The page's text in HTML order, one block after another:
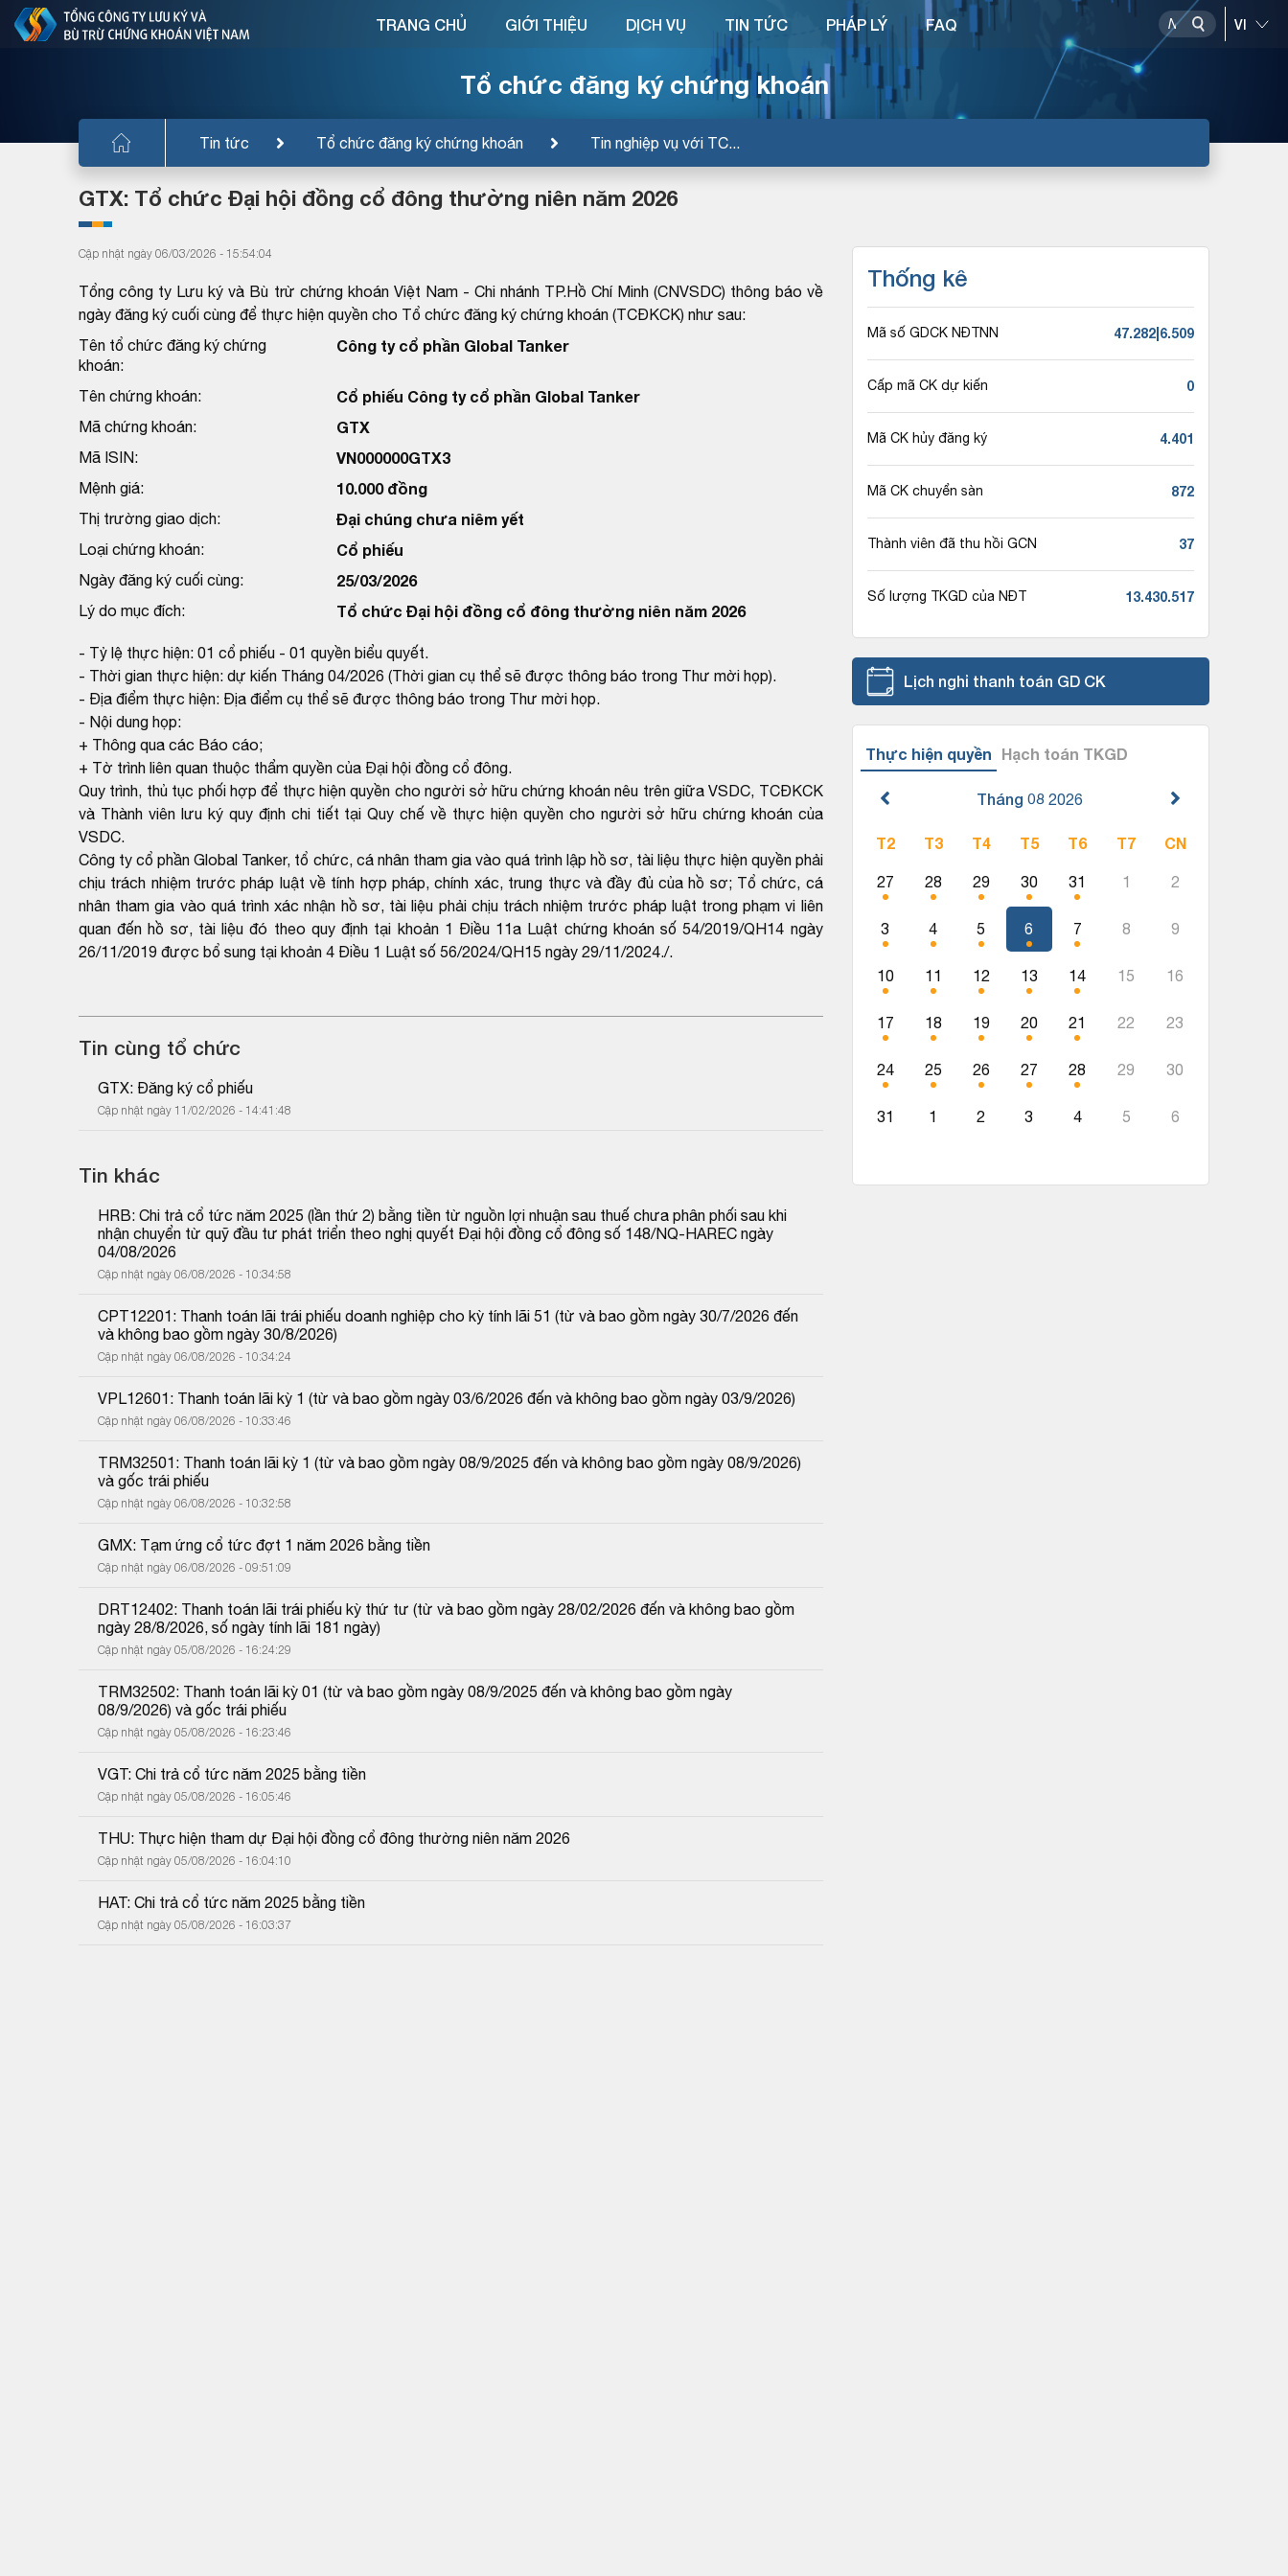
Tổ chức đăng ký chứng khoán
Tin tức Tổ chức đăng ký chứng khoán Tin nghiệp vụ với TC...
TRANG CHỦ GIỚI THIỆU DỊCH VỤ TIN TỨC PHÁP LÝ FAQ
GTX: Tổ chức Đại hội đồng cổ đông thường niên năm 2026
Cập nhật ngày 06/03/2026 - 15:54:04
Tổng công ty Lưu ký và Bù trừ chứng khoán Việt Nam - Chi nhánh TP.Hồ Chí Minh (CNVSDC) thông báo về
ngày đăng ký cuối cùng để thực hiện quyền cho Tổ chức đăng ký chứng khoán (TCĐKCK) như sau:
Tên tổ chức đăng ký chứng
khoán:
Công ty cổ phần Global Tanker
Tên chứng khoán: Cổ phiếu Công ty cổ phần Global Tanker
Mã chứng khoán: GTX
Mã ISIN: VN000000GTX3
Mệnh giá: 10.000 đồng
Thị trường giao dịch: Đại chúng chưa niêm yết
Loại chứng khoán: Cổ phiếu
Ngày đăng ký cuối cùng: 25/03/2026
Lý do mục đích: Tổ chức Đại hội đồng cổ đông thường niên năm 2026
- Tỷ lệ thực hiện: 01 cổ phiếu - 01 quyền biểu quyết.
- Thời gian thực hiện: dự kiến Tháng 04/2026 (Thời gian cụ thể sẽ được thông báo trong Thư mời họp).
- Địa điểm thực hiện: Địa điểm cụ thể sẽ được thông báo trong Thư mời họp.
- Nội dung họp:
+ Thông qua các Báo cáo;
+ Tờ trình liên quan thuộc thẩm quyền của Đại hội đồng cổ đông.
Quy trình, thủ tục phối hợp để thực hiện quyền cho người sở hữu chứng khoán nêu trên giữa VSDC, TCĐKCK
và Thành viên lưu ký quy định chi tiết tại Quy chế về thực hiện quyền cho người sở hữu chứng khoán của
VSDC.
Công ty cổ phần Global Tanker, tổ chức, cá nhân tham gia vào quá trình lập hồ sơ, tài liệu thực hiện quyền phải
chịu trách nhiệm trước pháp luật về tính hợp pháp, chính xác, trung thực và đầy đủ của hồ sơ; Tổ chức, cá
nhân tham gia vào quá trình xác nhận hồ sơ, tài liệu phải chịu trách nhiệm trước pháp luật trong phạm vi liên
quan đến hồ sơ, tài liệu đó theo quy định tại khoản 1 Điều 11a Luật chứng khoán số 54/2019/QH14 ngày
26/11/2019 được bổ sung tại khoản 4 Điều 1 Luật số 56/2024/QH15 ngày 29/11/2024./.
Tin cùng tổ chức
GTX: Đăng ký cổ phiếu
Cập nhật ngày 11/02/2026 - 14:41:48
Tin khác
HRB: Chi trả cổ tức năm 2025 (lần thứ 2) bằng tiền từ nguồn lợi nhuận sau thuế chưa phân phối sau khi
nhận chuyển từ quỹ đầu tư phát triển theo nghị quyết Đại hội đồng cổ đông số 148/NQ-HAREC ngày
04/08/2026
Cập nhật ngày 06/08/2026 - 10:34:58
CPT12201: Thanh toán lãi trái phiếu doanh nghiệp cho kỳ tính lãi 51 (từ và bao gồm ngày 30/7/2026 đến
và không bao gồm ngày 30/8/2026)
Cập nhật ngày 06/08/2026 - 10:34:24
VPL12601: Thanh toán lãi kỳ 1 (từ và bao gồm ngày 03/6/2026 đến và không bao gồm ngày 03/9/2026)
Cập nhật ngày 06/08/2026 - 10:33:46
TRM32501: Thanh toán lãi kỳ 1 (từ và bao gồm ngày 08/9/2025 đến và không bao gồm ngày 08/9/2026)
và gốc trái phiếu
Cập nhật ngày 06/08/2026 - 10:32:58
GMX: Tạm ứng cổ tức đợt 1 năm 2026 bằng tiền
Cập nhật ngày 06/08/2026 - 09:51:09
DRT12402: Thanh toán lãi trái phiếu kỳ thứ tư (từ và bao gồm ngày 28/02/2026 đến và không bao gồm
ngày 28/8/2026, số ngày tính lãi 181 ngày)
Cập nhật ngày 05/08/2026 - 16:24:29
TRM32502: Thanh toán lãi kỳ 01 (từ và bao gồm ngày 08/9/2025 đến và không bao gồm ngày
08/9/2026) và gốc trái phiếu
Cập nhật ngày 05/08/2026 - 16:23:46
VGT: Chi trả cổ tức năm 2025 bằng tiền
Cập nhật ngày 05/08/2026 - 16:05:46
THU: Thực hiện tham dự Đại hội đồng cổ đông thường niên năm 2026
Cập nhật ngày 05/08/2026 - 16:04:10
HAT: Chi trả cổ tức năm 2025 bằng tiền
Cập nhật ngày 05/08/2026 - 16:03:37
Thống kê
Mã số GDCK NĐTNN 47.282|6.509
Cấp mã CK dự kiến 0
Mã CK hủy đăng ký 4.401
Mã CK chuyển sàn 872
Thành viên đã thu hồi GCN 37
Số lượng TKGD của NĐT 13.430.517
Lịch nghỉ thanh toán GD CK
Thực hiện quyền Hạch toán TKGD
Tháng 08 2026
T2 T3 T4 T5 T6 T7 CN
27 28 29 30 31 1 2
3 4 5 6 7 8 9
10 11 12 13 14 15 16
17 18 19 20 21 22 23
24 25 26 27 28 29 30
31 1 2 3 4 5 6